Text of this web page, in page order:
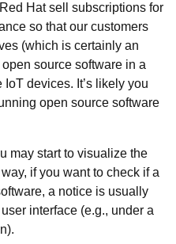
Hat sell subscriptions for
so that our customers
(which is certainly an
source software in a
devices. It’s likely you
open source software
may start to visualize the
if you want to check if a
a notice is usually
interface (e.g., under a